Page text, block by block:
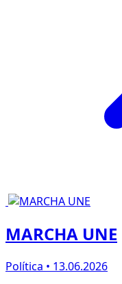
MARCHA UNE
Política • 13.06.2026